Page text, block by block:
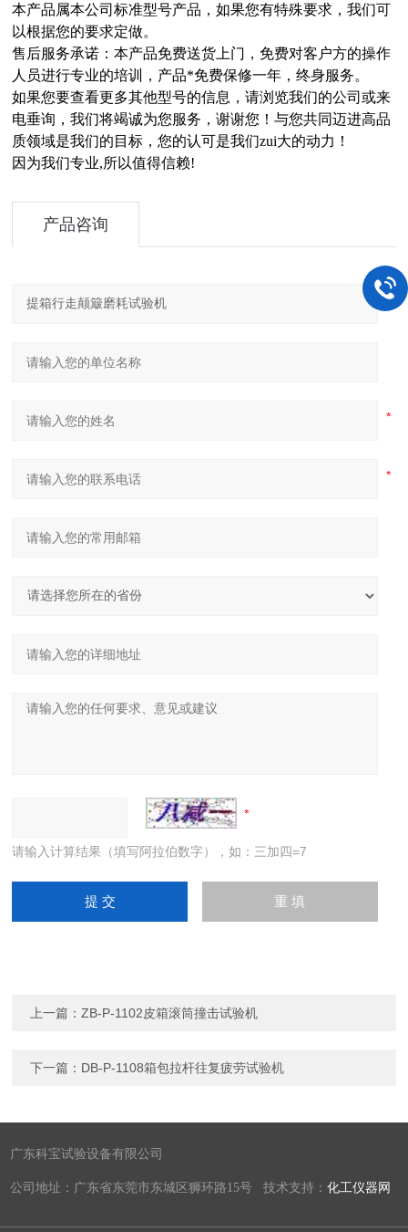
本产品属本公司标准型号产品，如果您有特殊要求，我们可
以根据您的要求定做。
售后服务承诺：本产品免费送货上门，免费对客户方的操作
人员进行专业的培训，产品*免费保修一年，终身服务。
如果您要查看更多其他型号的信息，请浏览我们的公司或来
电垂询，我们将竭诚为您服务，谢谢您！与您共同迈进高品
质领域是我们的目标，您的认可是我们zui大的动力！
因为我们专业,所以值得信赖!
产品咨询
请输入计算结果（填写阿拉伯数字），如：三加四=7
上一篇：ZB-P-1102皮箱滚筒撞击试验机
下一篇： DB-P-1108箱包拉杆往复疲劳试验机
广东科宝试验设备有限公司
公司地址：广东省东莞市东城区狮环路15号 技术支持：化工仪器网